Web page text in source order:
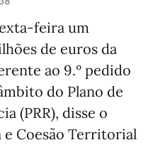
feira um
de euros da
ao 9.º pedido
do Plano de
(PRR), disse o
Coesão Territorial